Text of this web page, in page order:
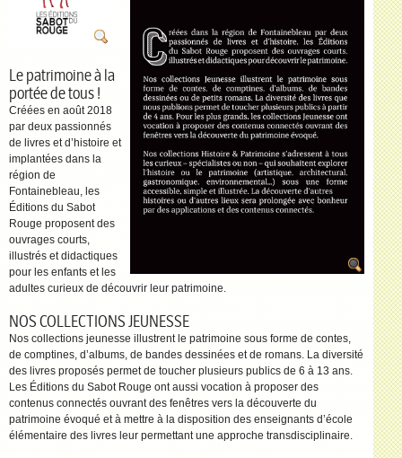
Le patrimoine à la
portée de tous !
Créées en août 2018
par deux passionnés
de livres et d’histoire et
implantées dans la
région de
Fontainebleau, les
Éditions du Sabot
Rouge proposent des
ouvrages courts,
illustrés et didactiques
pour les enfants et les
adultes curieux de découvrir leur patrimoine.
NOS COLLECTIONS JEUNESSE
Nos collections jeunesse illustrent le patrimoine sous forme de contes,
de comptines, d’albums, de bandes dessinées et de romans. La diversité
des livres proposés permet de toucher plusieurs publics de 6 à 13 ans.
Les Éditions du Sabot Rouge ont aussi vocation à proposer des
contenus connectés ouvrant des fenêtres vers la découverte du
patrimoine évoqué et à mettre à la disposition des enseignants d’école
élémentaire des livres leur permettant une approche transdisciplinaire.